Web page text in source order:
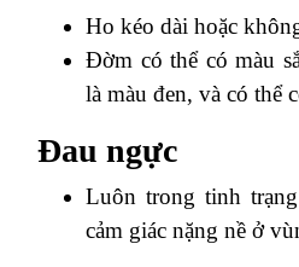
Ho kéo dài hoặc
Đờm có thể có màu
là màu đen, và có thể
Đau ngực
Luôn trong tinh
cảm giác nặng nề ở